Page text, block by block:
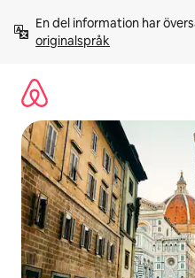
innehåll
En del information har
originalspråk